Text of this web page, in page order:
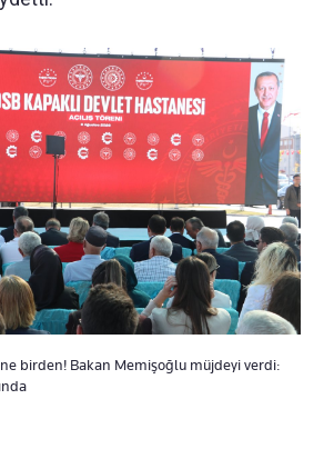
birden! Bakan Memişoğlu müjdeyi verdi: